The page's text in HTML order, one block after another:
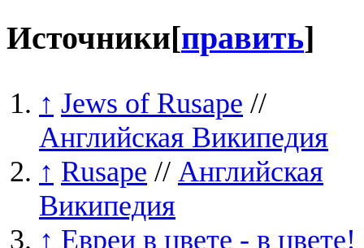
Источники[править]
↑ Jews of Rusape //
Английская Википедия
↑ Rusape // Английская
Википедия
↑ Евреи в цвете - в цвете!